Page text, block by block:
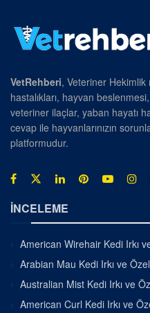
VetRehberi, Veteriner Hekimlik
hastalıkları, hayvan
veteriner ilaçlar, yaban hayatı
cevap ile hayvanlarınızın
platformudur.
İNCELEME
American Wirehair Kedi Irkı
Arabian Mau Kedi Irkı ve
Australian Mist Kedi Irkı ve
American Curl Kedi Irkı ve